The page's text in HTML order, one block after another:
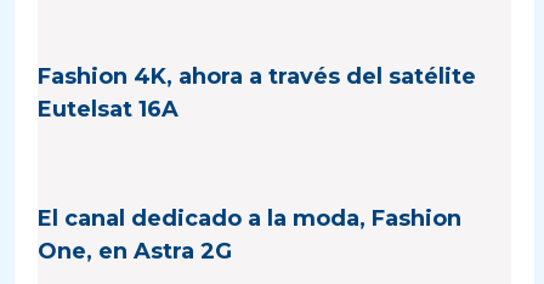
Fashion 4K, ahora a través del satélite
Eutelsat 16A
El canal dedicado a la moda, Fashion
One, en Astra 2G